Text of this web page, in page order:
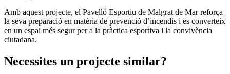
Amb aquest projecte, el Pavelló Esportiu de Malgrat de Mar reforça
la seva preparació en matèria de prevenció d’incendis i es converteix
en un espai més segur per a la pràctica esportiva i la convivència
ciutadana.
Necessites un projecte similar?